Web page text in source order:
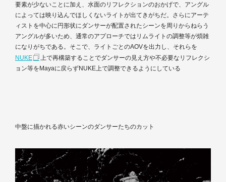
要素が少ないことに加え、水面のリフレクションのおかげで、アングル
によっては映り込んでほしくないライトが出てきがちだ。さらにアーテ
ィストを中心に円形状にダンサーが配置されたシーンを周りからねらう
アングルが多いため、通常のアプローチではリムライトの調整等が煩雑
になりがちである。そこで、ライトごとのAOVを出力し、それらを
NUKE
上で再構築することでダンサーの見え方や不必要なリフレクシ
ョン等をMayaに戻らずNUKE上で調整できるようにしている
中盤に描かれる赤いシーンのダンサーたちのカット